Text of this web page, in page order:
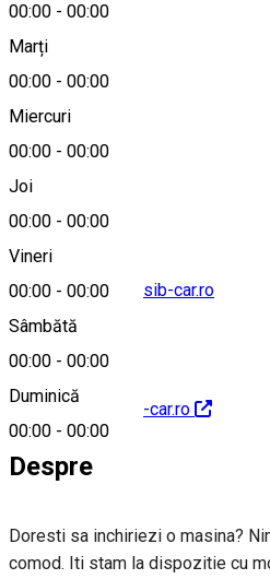
00:00 - 00:00
Marți
00:00 - 00:00
Miercuri
00:00 - 00:00
Joi
00:00 - 00:00
Vineri
00:00 - 00:00
Sâmbătă
00:00 - 00:00
Duminică
00:00 - 00:00
Hartă
marius.aldea@aldsib-car.ro
http://www.aldsib-car.ro
Despre
Doresti sa inchiriezi o masina?
comod. Iti stam la dispozitie cu